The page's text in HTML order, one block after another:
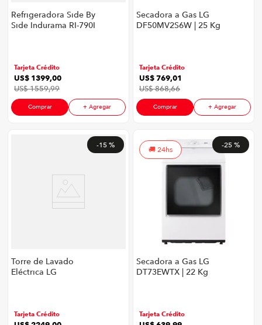
Refrigeradora Side By
Side Indurama RI-790I
Tarjeta Crédito
US$ 1399,00
US$1559,99
Comprar + Agregar
Secadora a Gas LG
DF50MV2S6W | 25 Kg
Middle Black
Tarjeta Crédito
US$769,01
US$868,66
Comprar + Agregar
-15 %
Torre de Lavado
Eléctrica LG
Silver
Tarjeta Crédito
-25 %
24hs
Secadora a Gas LG
DT73EWTX | 22 Kg
Tarjeta Crédito